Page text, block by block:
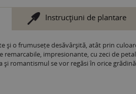
Instrucţiuni de plantare
o frumusețe desăvârșită, atât prin
impresionante, cu zeci de
romantismul se vor regăsi în orice